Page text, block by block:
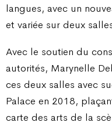
langues, avec un
et variée sur deux
Avec le soutien du
autorités, Marynelle
ces deux salles avec
Palace en 2018,
carte des arts de la